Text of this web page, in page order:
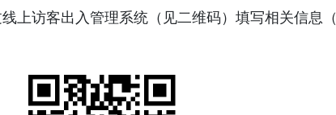
上访客出入管理系统（见二维码）填写相关信息（